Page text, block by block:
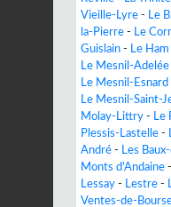
Vieille-Lyre - Le
la-Pierre - Le
Guislain - Le Ham
Le Mesnil-Adelée
Le Mesnil-Esnard
Le Mesnil-Saint-
Molay-Littry - Le
Plessis-Lastelle -
André - Les
Monts d'Andaine -
Lessay - Lestre -
Ventes-de-